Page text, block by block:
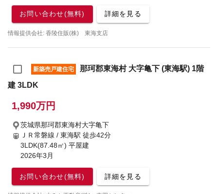
お問い合わせ(無料) 詳細を見る
情報提供会社: 香陵住販(株) 東海支店
新築売戸建住宅
那珂郡東海村 大字亀下 (東海駅) 1階
建 3LDK
1,990万円
茨城県那珂郡東海村大字亀下
ＪＲ常磐線 / 東海駅 徒歩42分
3LDK(87.48㎡) 平屋建
2026年3月
お問い合わせ(無料) 詳細を見る